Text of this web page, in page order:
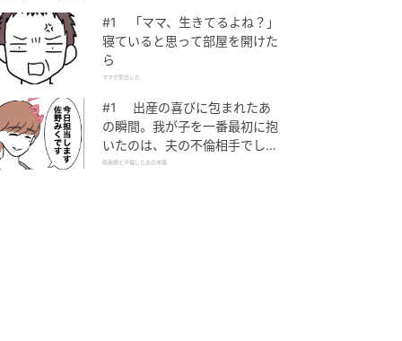
#1 「ママ、生きてるよね？」
寝ていると思って部屋を開けた
ら
ママが家出した
#1 出産の喜びに包まれたあ
の瞬間。我が子を一番最初に抱
いたのは、夫の不倫相手でし
た。
助産師と不倫した夫の末路